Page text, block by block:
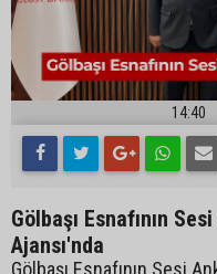
14:40
Gölbaşı Esnafının
Ajansı'nda
Gölbaşı Esnafının Sesi